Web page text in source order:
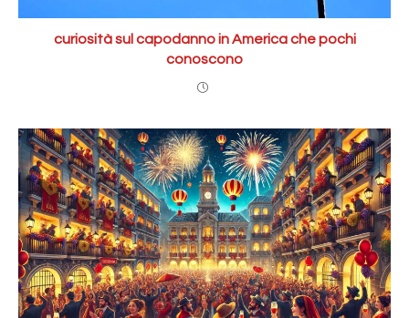
curiosità sul capodanno in America che pochi
conoscono